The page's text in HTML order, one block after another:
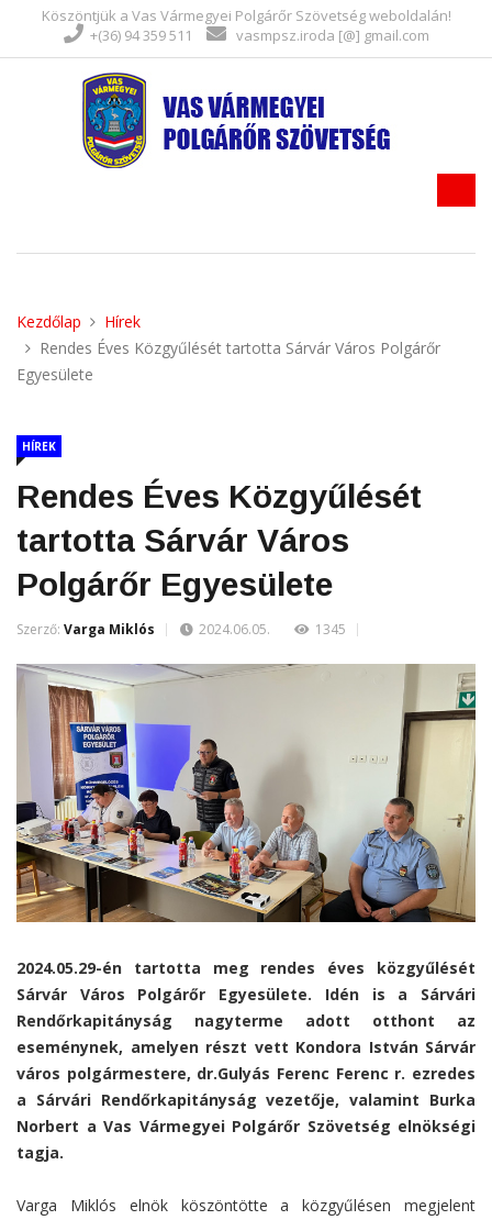
Köszöntjük a Vas Vármegyei Polgárőr Szövetség weboldalán!
+(36) 94 359 511
vasmpsz.iroda [@] gmail.com
Kezdőlap
Hírek
Rendes Éves Közgyűlését tartotta Sárvár Város Polgárőr
Egyesülete
HÍREK
Rendes Éves Közgyűlését
tartotta Sárvár Város
Polgárőr Egyesülete
Szerző: Varga Miklós 2024.06.05. 1345
2024.05.29-én tartotta meg rendes éves közgyűlését
Sárvár Város Polgárőr Egyesülete. Idén is a Sárvári
Rendőrkapitányság nagyterme adott otthont az
eseménynek, amelyen részt vett Kondora István Sárvár
város polgármestere, dr.Gulyás Ferenc Ferenc r. ezredes
a Sárvári Rendőrkapitányság vezetője, valamint Burka
Norbert a Vas Vármegyei Polgárőr Szövetség elnökségi
tagja.
Varga Miklós elnök köszöntötte a közgyűlésen megjelent